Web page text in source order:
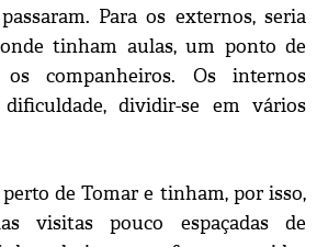
Para os externos, seria
tinham aulas, um ponto de
companheiros. Os internos
dividir-se em vários
de Tomar e tinham, por isso,
visitas pouco espaçadas de